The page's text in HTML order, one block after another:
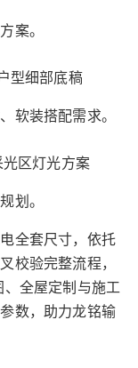
案。
软装搭配需求。
划。
全套尺寸，依托
校验完整流程，
全屋定制与施工
数，助力龙铭输